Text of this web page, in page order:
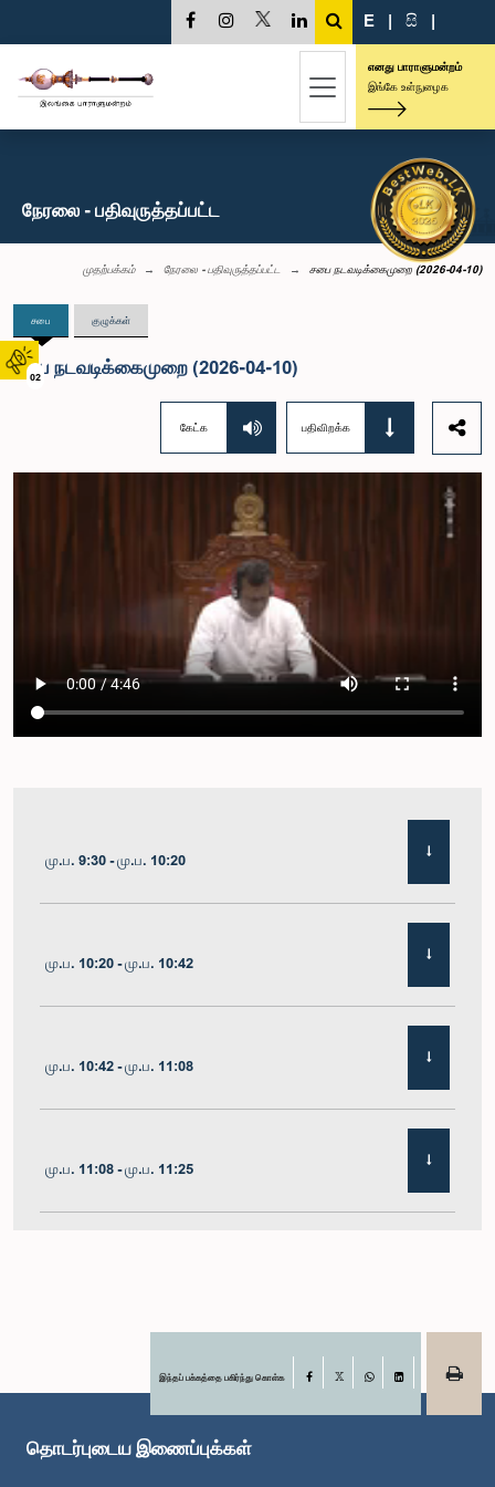
02
E | සි |
எனது பாராளுமன்றம்
இங்கே உள்நுழைக
நேரலை - பதிவுருத்தப்பட்ட
முதற்பக்கம் நேரலை - பதிவுருத்தப்பட்ட சபை நடவடிக்கைமுறை (2026-04-10)
சபை குழுக்கள்
சபை நடவடிக்கைமுறை (2026-04-10)
கேட்க பதிவிறக்க
மு.ப. 9:30 - மு.ப. 10:20
மு.ப. 10:20 - மு.ப. 10:42
மு.ப. 10:42 - மு.ப. 11:08
மு.ப. 11:08 - மு.ப. 11:25
மு.ப. 11:48 - பி.ப. 12:05இந்தப் பக்கத்தை பகிர்ந்து கொள்க Facebook
LinkedIn
தொடர்புடைய இணைப்புக்கள்